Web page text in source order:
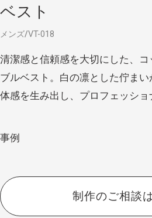
ベスト
メンズ VT-018
清潔感と信頼感を大切にした、
ブルベスト。白の凛とした佇ま
体感を生み出し、プロフェッショ
事例
制作のご相談